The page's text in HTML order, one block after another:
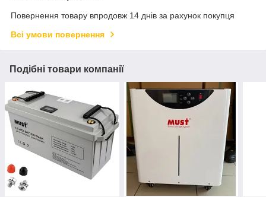
Повернення товару впродовж 14 днів за рахунок покупця
Всі умови повернення
Подібні товари компанії